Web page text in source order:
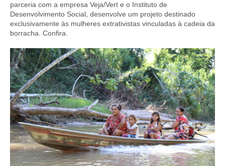
parceria com a empresa Veja/Vert e o Instituto de
Desenvolvimento Social, desenvolve um projeto destinado
exclusivamente às mulheres extrativistas vinculadas à cadeia da
borracha. Confira.